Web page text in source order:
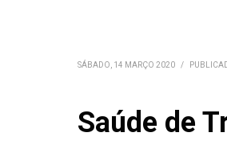
SÁBADO, 14 MARÇO 2020 /
Saúde de